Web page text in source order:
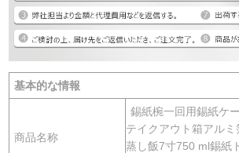
基本的な情報
商品名称
錫紙椀一回用錫紙ケ
テイクアウト箱アル
蒸し飯7寸750 ml錫紙